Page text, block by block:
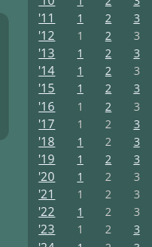
'11 1 2 3
'12 1 2 3
'13 1 2 3
'14 1 2 3
'15 1 2 3
'16 1 2 3
'17 1 2 3
'18 1 2 3
'19 1 2 3
'20 1 2 3
'21 1 2 3
'22 1 2 3
'23 1 2 3